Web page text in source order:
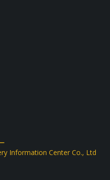
Information Center Co., Ltd